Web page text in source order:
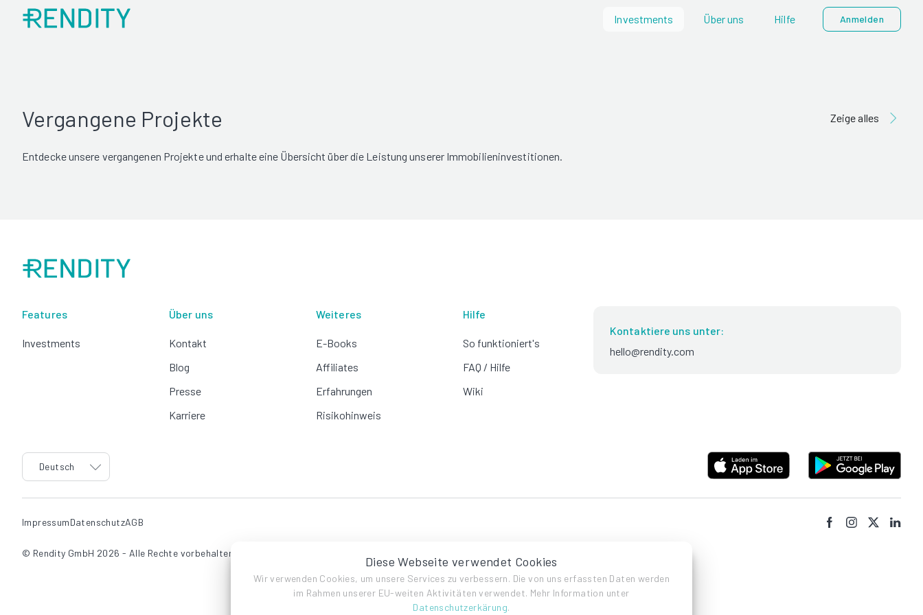
Investments Über uns Hilfe Anmelden
Diese Webseite verwendet Cookies
Wir verwenden Cookies, um unsere Services zu verbessern. Die von uns erfassten Daten werden
im Rahmen unserer EU-weiten Aktivitäten verwendet. Mehr Information unter
Datenschutzerkärung.
Vergangene Projekte Zeige alles
Entdecke unsere vergangenen Projekte und erhalte eine Übersicht über die Leistung unserer Immobilieninvestitionen.
Features
Investments
Über uns
Kontakt
Blog
Presse
Karriere
Weiteres
E-Books
Affiliates
Erfahrungen
Risikohinweis
Hilfe
So funktioniert's
FAQ / Hilfe
Wiki
Kontaktiere uns unter:
hello@rendity.com
language
Deutsch
ImpressumDatenschutzAGB
© Rendity GmbH 2026 - Alle Rechte vorbehalten.